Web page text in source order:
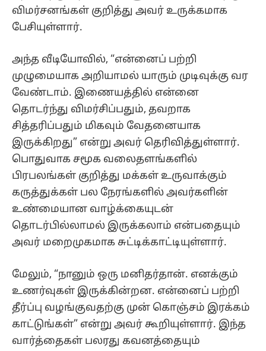
விமர்சனங்கள் குறித்து அவர் உருக்கமாக
பேசியுள்ளார்.
அந்த வீடியோவில், “என்னைப் பற்றி
முழுமையாக அறியாமல் யாரும் முடிவுக்கு வர
வேண்டாம். இணையத்தில் என்னை
தொடர்ந்து விமர்சிப்பதும், தவறாக
சித்தரிப்பதும் மிகவும் வேதனையாக
இருக்கிறது” என்று அவர் தெரிவித்துள்ளார்.
பொதுவாக சமூக வலைதளங்களில்
பிரபலங்கள் குறித்து மக்கள் உருவாக்கும்
கருத்துக்கள் பல நேரங்களில் அவர்களின்
உண்மையான வாழ்க்கையுடன்
தொடர்பில்லாமல் இருக்கலாம் என்பதையும்
அவர் மறைமுகமாக சுட்டிக்காட்டியுள்ளார்.
மேலும், “நானும் ஒரு மனிதர்தான். எனக்கும்
உணர்வுகள் இருக்கின்றன. என்னைப் பற்றி
தீர்ப்பு வழங்குவதற்கு முன் கொஞ்சம் இரக்கம்
காட்டுங்கள்” என்று அவர் கூறியுள்ளார். இந்த
வார்த்தைகள் பலரது கவனத்தையும்